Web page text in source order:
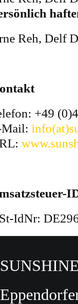
Reh, Delf
+49
IdNr: